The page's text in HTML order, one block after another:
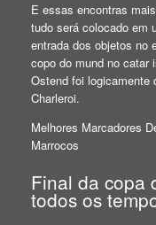
E essas encontras
tudo será colocado em
entrada dos objetos no
copo do mund no catar
Ostend foi logicamente
Charleroi.
Melhores Marcadores
Marrocos
Final da copa
todos os